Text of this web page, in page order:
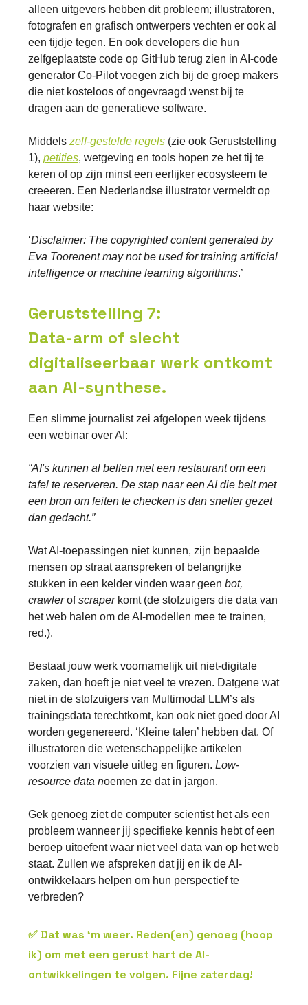
alleen uitgevers hebben dit probleem; illustratoren,
fotografen en grafisch ontwerpers vechten er ook al
een tijdje tegen. En ook developers die hun
zelfgeplaatste code op GitHub terug zien in AI-code
generator Co-Pilot voegen zich bij de groep makers
die niet kosteloos of ongevraagd wenst bij te
dragen aan de generatieve software.
Middels zelf-gestelde regels (zie ook Geruststelling
1), petities, wetgeving en tools hopen ze het tij te
keren of op zijn minst een eerlijker ecosysteem te
creeeren. Een Nederlandse illustrator vermeldt op
haar website:
‘Disclaimer: The copyrighted content generated by
Eva Toorenent may not be used for training artificial
intelligence or machine learning algorithms.’
Geruststelling 7:
Data-arm of slecht
digitaliseerbaar werk ontkomt
aan AI-synthese.
Een slimme journalist zei afgelopen week tijdens
een webinar over AI:
“AI's kunnen al bellen met een restaurant om een
tafel te reserveren. De stap naar een AI die belt met
een bron om feiten te checken is dan sneller gezet
dan gedacht.”
Wat AI-toepassingen niet kunnen, zijn bepaalde
mensen op straat aanspreken of belangrijke
stukken in een kelder vinden waar geen bot,
crawlerofscraper komt (de stofzuigers die data van
het web halen om de AI-modellen mee te trainen,
red.).
Bestaat jouw werk voornamelijk uit niet-digitale
zaken, dan hoeft je niet veel te vrezen. Datgene wat
niet in de stofzuigers van Multimodal LLM’s als
trainingsdata terechtkomt, kan ook niet goed door AI
worden gegenereerd. ‘Kleine talen’ hebben dat. Of
illustratoren die wetenschappelijke artikelen
voorzien van visuele uitleg en figuren. Low-
resource data noemen ze dat in jargon.
Gek genoeg ziet de computer scientist het als een
probleem wanneer jij specifieke kennis hebt of een
beroep uitoefent waar niet veel data van op het web
staat. Zullen we afspreken dat jij en ik de AI-
ontwikkelaars helpen om hun perspectief te
verbreden?
✅ Dat was ‘m weer. Reden(en) genoeg (hoop
ik) om met een gerust hart de AI-
ontwikkelingen te volgen. Fijne zaterdag!